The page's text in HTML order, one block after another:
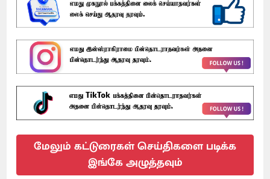
மேலும் கட்டுரைகள் செய்திகளை படிக்க
இங்கே அழுத்தவும்